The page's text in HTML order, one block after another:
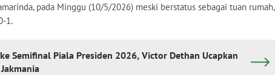
pada Minggu (10/5/2026) meski berstatus sebagai tuan rumah,
1.
Semifinal Piala Presiden 2026, Victor Dethan Ucapkan